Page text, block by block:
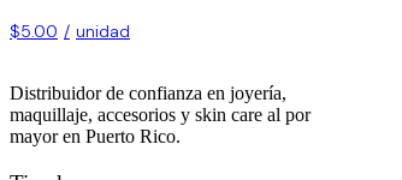
$5.00 / unidad
Distribuidor de confianza en joyería,
maquillaje, accesorios y skin care al por
mayor en Puerto Rico.